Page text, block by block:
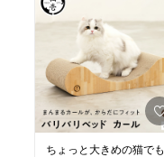
ちょっと大きめの猫でも